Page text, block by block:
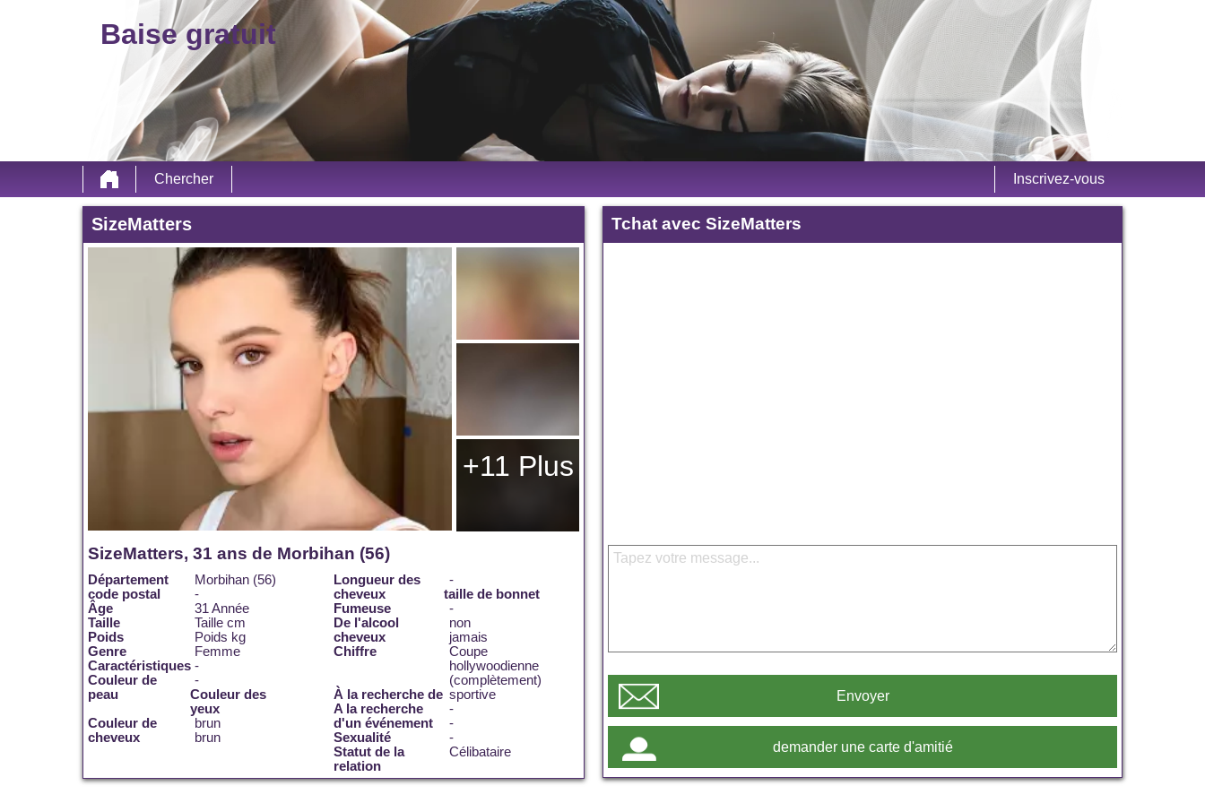
Baise gratuit
Chercher Inscrivez-vous
SizeMatters
+11 Plus
SizeMatters, 31 ans de Morbihan (56)
Département
Morbihan (56)
code postal
-
Âge
31 Année
Taille
Taille cm
Poids
Poids kg
Genre
Femme
Caractéristiques -
Couleur de
peau
-
Couleur des
yeux
brun
Couleur de
cheveux
brun
Longueur des
cheveux
-
taille de bonnet
-
Fumeuse
non
De l'alcool
jamais
cheveux
Coupe
hollywoodienne
(complètement)
Chiffre
sportive
À la recherche de
-
A la recherche
d'un événement
-
Sexualité
-
Statut de la
relation
Célibataire
Tchat avec SizeMatters
Envoyer
demander une carte d'amitié